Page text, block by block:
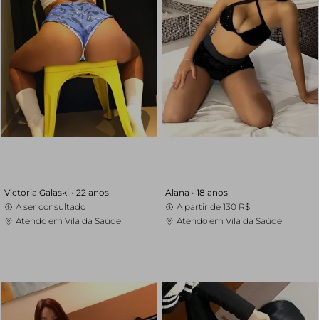
Victoria Galaski • 22 anos
A ser consultado
Atendo em Vila da Saúde
Alana • 18 anos
A partir de 130 R$
Atendo em Vila da Saúde